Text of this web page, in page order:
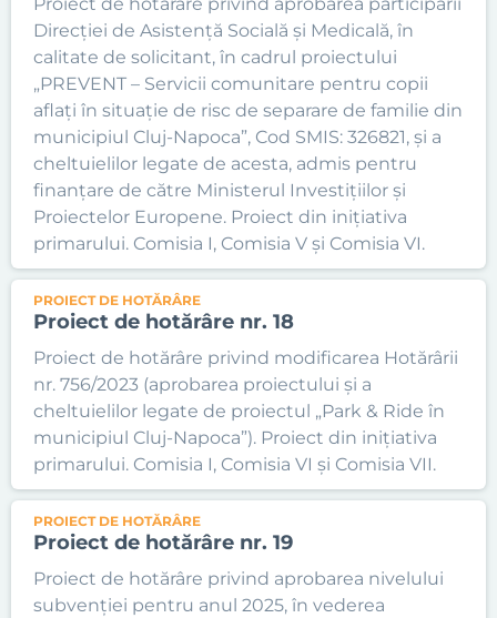
Direcției de Asistență Socială și Medicală, în
calitate de solicitant, în cadrul proiectului
„PREVENT – Servicii comunitare pentru copii
aflați în situație de risc de separare de familie din
municipiul Cluj-Napoca”, Cod SMIS: 326821, și a
cheltuielilor legate de acesta, admis pentru
finanțare de către Ministerul Investițiilor și
Proiectelor Europene. Proiect din inițiativa
primarului. Comisia I, Comisia V și Comisia VI.
PROIECT DE HOTĂRÂRE
Proiect de hotărâre nr. 18
Proiect de hotărâre privind modificarea Hotărârii
nr. 756/2023 (aprobarea proiectului și a
cheltuielilor legate de proiectul „Park & Ride în
municipiul Cluj-Napoca”). Proiect din inițiativa
primarului. Comisia I, Comisia VI și Comisia VII.
PROIECT DE HOTĂRÂRE
Proiect de hotărâre nr. 19
Proiect de hotărâre privind aprobarea nivelului
subvenției pentru anul 2025, în vederea